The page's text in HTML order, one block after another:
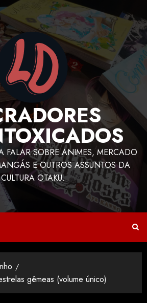
FALAR SOBRE ANIMES, MERCADO
E OUTROS ASSUNTOS DA
CULTURA OTAKU.
gêmeas (volume único)